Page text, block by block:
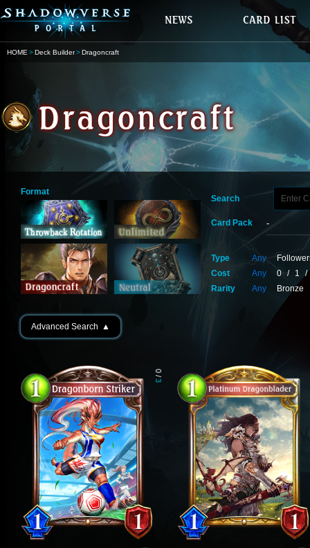
HOME Deck Builder Dragoncraft
Format
Search
Card Pack
Type Any
Cost
Any 0 / 1
/
Rarity
Any Bronze
Advanced Search ▲
0
/
3